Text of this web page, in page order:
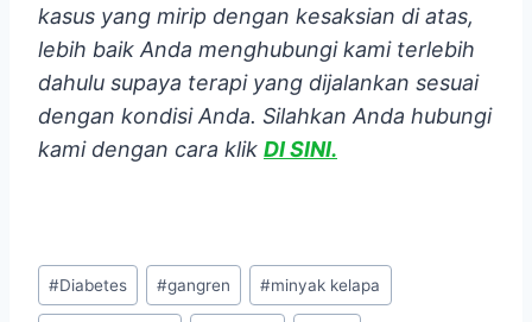
kasus yang mirip dengan kesaksian di atas,
lebih baik Anda menghubungi kami terlebih
dahulu supaya terapi yang dijalankan sesuai
dengan kondisi Anda. Silahkan Anda hubungi
kami dengan cara klik DI SINI.
Post
Tags:
#Diabetes #gangren #minyak kelapa